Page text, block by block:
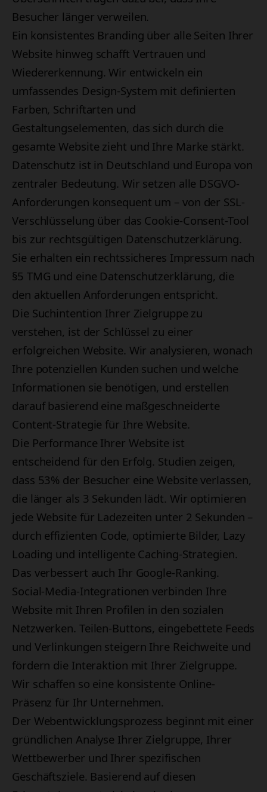
Besucher länger verweilen.
Ein konsistentes Branding über alle Seiten Ihrer
Website hinweg schafft Vertrauen und
Wiedererkennung. Wir entwickeln ein
umfassendes Design-System mit definierten
Farben, Schriftarten und
Gestaltungselementen, das sich durch die
gesamte Website zieht und Ihre Marke stärkt.
Datenschutz ist in Deutschland und Europa von
zentraler Bedeutung. Wir setzen alle DSGVO-
Anforderungen konsequent um – von der SSL-
Verschlüsselung über das Cookie-Consent-Tool
bis zur rechtsgültigen Datenschutzerklärung.
Sie erhalten ein rechtssicheres Impressum nach
§5 TMG und eine Datenschutzerklärung, die
den aktuellen Anforderungen entspricht.
Die Suchintention Ihrer Zielgruppe zu
verstehen, ist der Schlüssel zu einer
erfolgreichen Website. Wir analysieren, wonach
Ihre potenziellen Kunden suchen und welche
Informationen sie benötigen, und erstellen
darauf basierend eine maßgeschneiderte
Content-Strategie für Ihre Website.
Die Performance Ihrer Website ist
entscheidend für den Erfolg. Studien zeigen,
dass 53% der Besucher eine Website verlassen,
die länger als 3 Sekunden lädt. Wir optimieren
jede Website für Ladezeiten unter 2 Sekunden –
durch effizienten Code, optimierte Bilder, Lazy
Loading und intelligente Caching-Strategien.
Das verbessert auch Ihr Google-Ranking.
Social-Media-Integrationen verbinden Ihre
Website mit Ihren Profilen in den sozialen
Netzwerken. Teilen-Buttons, eingebettete Feeds
und Verlinkungen steigern Ihre Reichweite und
fördern die Interaktion mit Ihrer Zielgruppe.
Wir schaffen so eine konsistente Online-
Präsenz für Ihr Unternehmen.
Der Webentwicklungsprozess beginnt mit einer
gründlichen Analyse Ihrer Zielgruppe, Ihrer
Wettbewerber und Ihrer spezifischen
Geschäftsziele. Basierend auf diesen